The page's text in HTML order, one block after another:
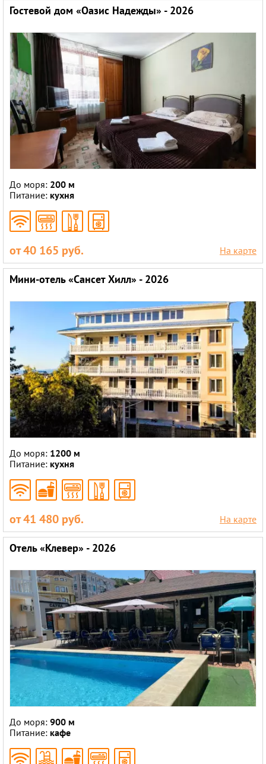
Гостевой дом «Оазис Надежды» - 2026
До моря: 200 м
Питание: кухня
от 40 165 руб. На карте
Мини-отель «Сансет Хилл» - 2026
До моря: 1200 м
Питание: кухня
от 41 480 руб. На карте
Отель «Клевер» - 2026
До моря: 900 м
Питание: кафе